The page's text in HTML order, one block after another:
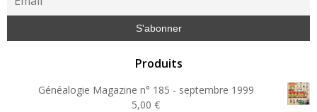
Produits
Généalogie Magazine n° 185 - septembre 1999
5,00 €